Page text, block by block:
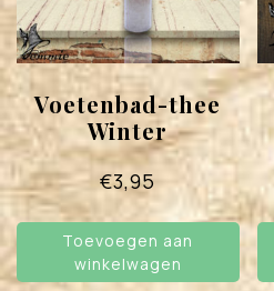
Voetenbad-thee
Winter
€3,95
Toevoegen aan
winkelwagen